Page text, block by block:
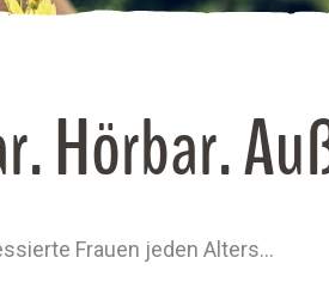
Hörbar.
Frauen jeden Alters…